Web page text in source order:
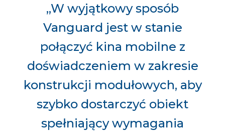
„W wyjątkowy sposób
Vanguard jest w stanie
połączyć kina mobilne z
doświadczeniem w zakresie
konstrukcji modułowych, aby
szybko dostarczyć obiekt
spełniający wymagania